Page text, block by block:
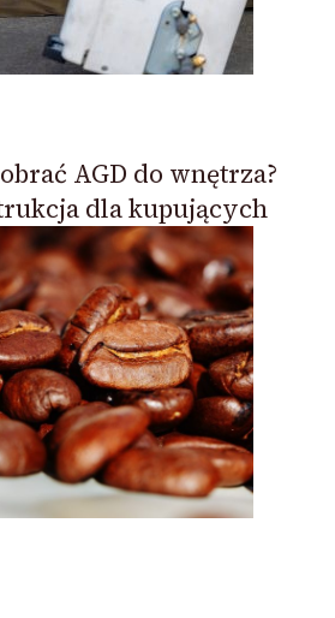
AGD do wnętrza?
dla kupujących